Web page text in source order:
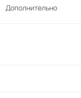
Дополнительно